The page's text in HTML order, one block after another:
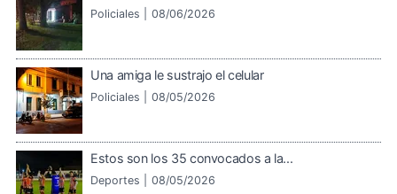
Policiales | 08/06/2026
Una amiga le sustrajo el celular
Policiales | 08/05/2026
Estos son los 35 convocados a la...
Deportes | 08/05/2026